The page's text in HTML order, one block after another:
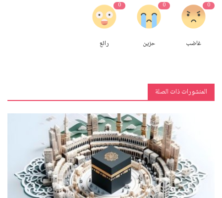
0
غاضب
0
حزين
0
رائع
المنشورات ذات الصلة